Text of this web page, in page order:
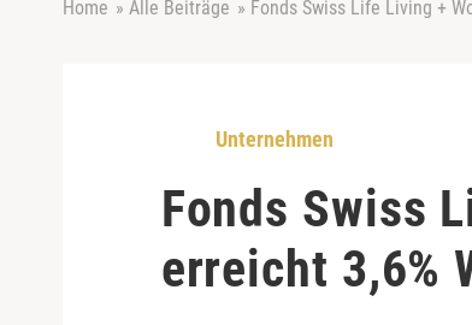
Home » Alle Beiträge » Fonds Swiss Life Living +
Unternehmen
Fonds Swiss
erreicht 3,6%